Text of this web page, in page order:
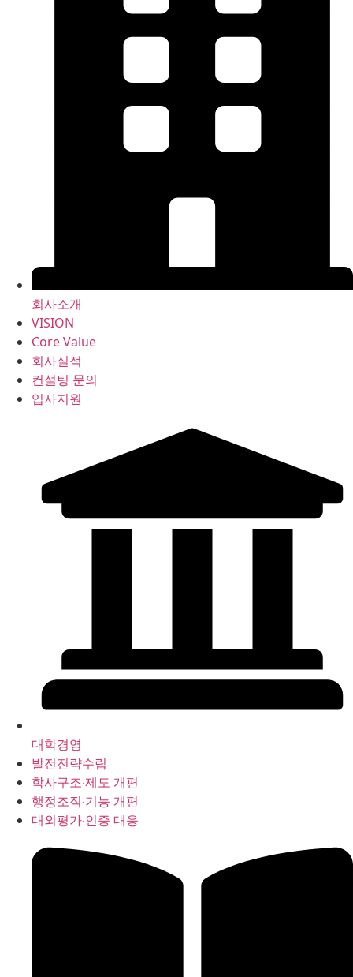
회사소개
VISION
Core Value
회사실적
컨설팅 문의
입사지원
대학경영
발전전략수립
학사구조‧제도 개편
행정조직‧기능 개편
대외평가‧인증 대응